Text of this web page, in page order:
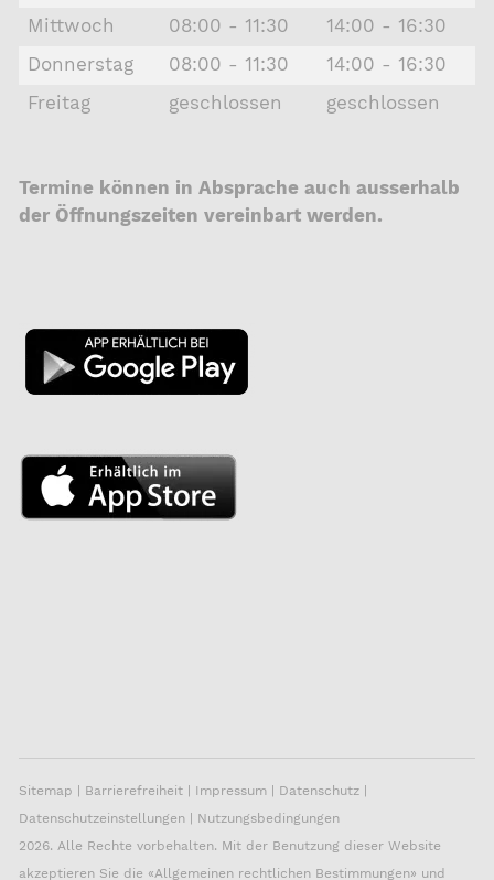
Mittwoch
08:00 - 11:30
14:00 - 16:30
Donnerstag
08:00 - 11:30
14:00 - 16:30
Freitag
geschlossen geschlossen
Termine können in Absprache auch ausserhalb
der Öffnungszeiten vereinbart werden.
Sitemap | Barrierefreiheit | Impressum | Datenschutz |
Datenschutzeinstellungen | Nutzungsbedingungen
2026. Alle Rechte vorbehalten. Mit der Benutzung dieser Website
akzeptieren Sie die «Allgemeinen rechtlichen Bestimmungen» und